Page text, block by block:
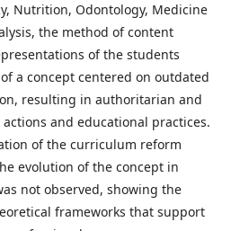
Nutrition, Odontology, Medicine
the method of content
of the students
a concept centered on outdated
resulting in authoritarian and
and educational practices.
of the curriculum reform
evolution of the concept in
not observed, showing the
frameworks that support